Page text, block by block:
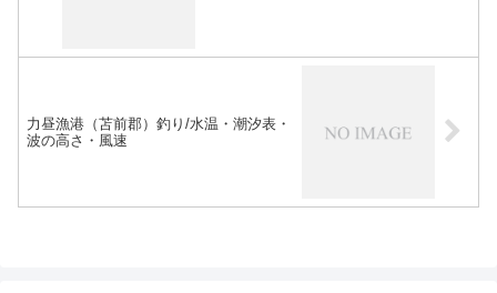
力昼漁港（苫前郡）釣り/水温・潮汐表・
波の高さ・風速